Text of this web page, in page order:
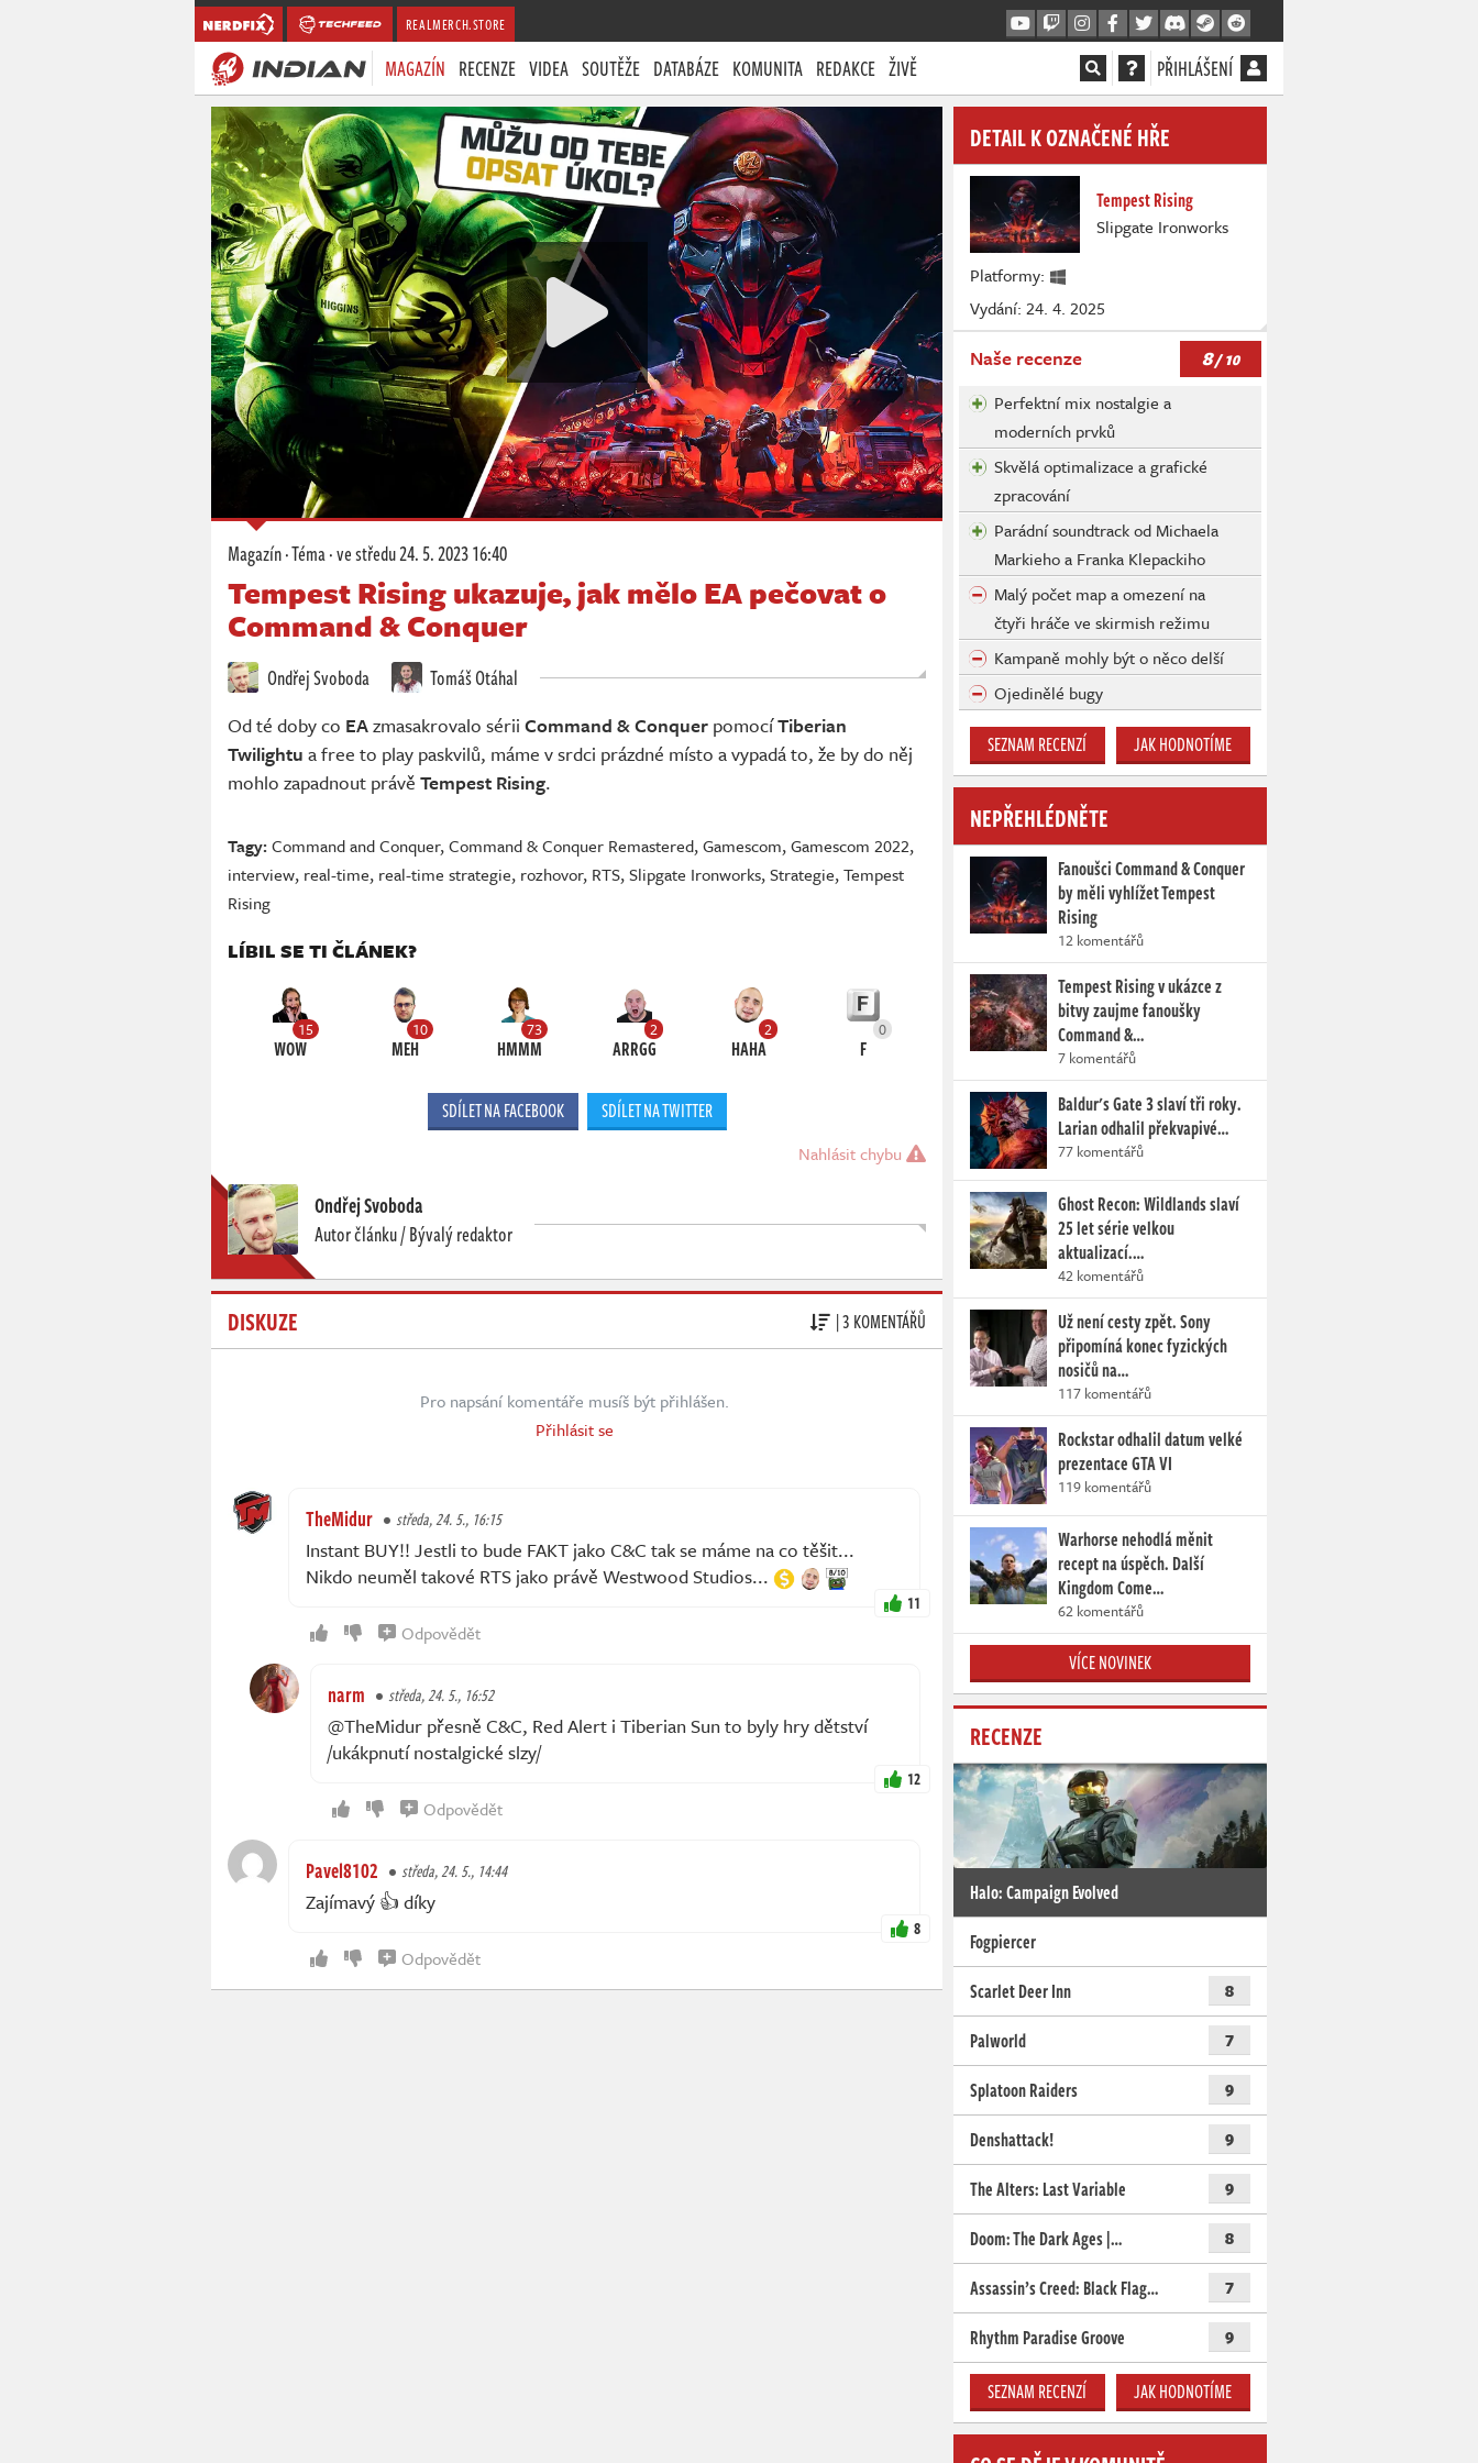
REALMERCH.STORE
MAGAZÍN RECENZE VIDEA SOUTĚŽE DATABÁZE KOMUNITA REDAKCE ŽIVĚ PŘIHLÁŠENÍ
Magazín·Téma·ve středu24. 5. 2023 16:40
Tempest Rising ukazuje, jak mělo EA pečovat o
Command & Conquer
Ondřej Svoboda Tomáš Otáhal
Od té doby co EAzmasakrovalo sérii Command & Conquer pomocíTiberian
Twilightu a free to play paskvilů, máme v srdci prázdné místo a vypadá to, že by do něj
mohlo zapadnout právě Tempest Rising.
Tagy:Command and Conquer,Command & Conquer Remastered,Gamescom,Gamescom 2022,
interview, real-time, real-time strategie, rozhovor, RTS,Slipgate Ironworks,Strategie,Tempest
Rising
LÍBIL SE TI ČLÁNEK?
15
WOW
10
MEH
73
HMMM
2
ARRGG
2
HAHA
0
F
SDÍLET NA FACEBOOK SDÍLET NA TWITTER
Nahlásit chybu
Ondřej Svoboda
Autor článku / Bývalý redaktor
DISKUZE | 3 KOMENTÁŘŮ
Pro napsání komentáře musíš být přihlášen.
Přihlásit se
TheMidur středa, 24. 5., 16:15
Instant BUY!! Jestli to bude FAKT jako C&C tak se máme na co těšit...
Nikdo neuměl takové RTS jako právě Westwood Studios...
11
Odpovědět
narm středa, 24. 5., 16:52
@TheMidur přesně C&C, Red Alert i Tiberian Sun to byly hry dětství
/ukákpnutí nostalgické slzy/
12
Odpovědět
Pavel8102 středa, 24. 5., 14:44
Zajímavý 👍 díky
8
Odpovědět
DETAIL K OZNAČENÉ HŘE
Tempest Rising
Slipgate Ironworks
Platformy:
Vydání: 24. 4. 2025
Naše recenze 8/ 10
Perfektní mix nostalgie a
moderních prvků
Skvělá optimalizace a grafické
zpracování
Parádní soundtrack od Michaela
Markieho a Franka Klepackiho
Malý počet map a omezení na
čtyři hráče ve skirmish režimu
Kampaně mohly být o něco delší
Ojedinělé bugy
SEZNAM RECENZÍ JAK HODNOTÍME
NEPŘEHLÉDNĚTE
Fanoušci Command & Conquer
by měli vyhlížet Tempest
Rising
12 komentářů
Tempest Rising v ukázce z
bitvy zaujme fanoušky
Command &…
7 komentářů
Baldur's Gate 3 slaví tři roky.
Larian odhalil překvapivé…
77 komentářů
Ghost Recon: Wildlands slaví
25 let série velkou
aktualizací.…
42 komentářů
Už není cesty zpět. Sony
připomíná konec fyzických
nosičů na…
117 komentářů
Rockstar odhalil datum velké
prezentace GTA VI
119 komentářů
Warhorse nehodlá měnit
recept na úspěch. Další
Kingdom Come…
62 komentářů
VÍCE NOVINEK
RECENZE
Halo: Campaign Evolved
Fogpiercer
Scarlet Deer Inn
8
Palworld 7
Splatoon Raiders 9
Denshattack! 9
The Alters: Last Variable 9
Doom: The Dark Ages |… 8
Assassin’s Creed: Black Flag… 7
Rhythm Paradise Groove 9
SEZNAM RECENZÍ JAK HODNOTÍME